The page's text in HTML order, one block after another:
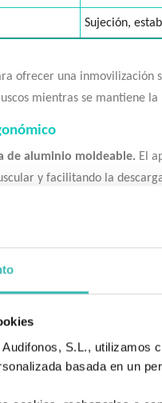
Audifonos, S.L.,
basada en un
Sujeción,
ofrecer una
mientras se mantiene
de aluminio moldeable. El
y facilitando la
esta muñequera
mejora la circulación
la zona fresca y
situaciones:
muñeca en actividades que